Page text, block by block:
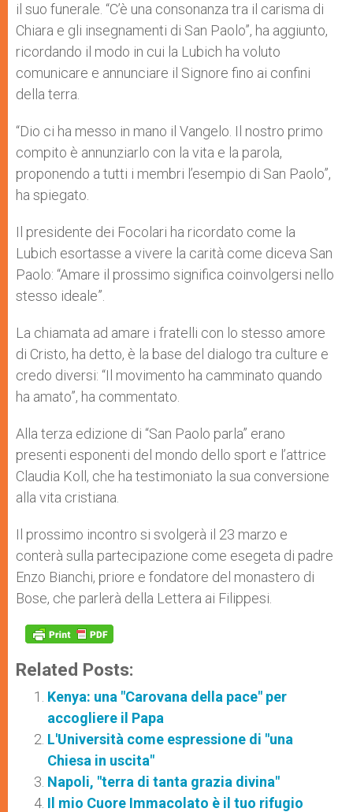
il suo funerale. “C’è una consonanza tra il carisma di
Chiara e gli insegnamenti di San Paolo”, ha aggiunto,
ricordando il modo in cui la Lubich ha voluto
comunicare e annunciare il Signore fino ai confini
della terra.
“Dio ci ha messo in mano il Vangelo. Il nostro primo
compito è annunziarlo con la vita e la parola,
proponendo a tutti i membri l’esempio di San Paolo”,
ha spiegato.
Il presidente dei Focolari ha ricordato come la
Lubich esortasse a vivere la carità come diceva San
Paolo: “Amare il prossimo significa coinvolgersi nello
stesso ideale”.
La chiamata ad amare i fratelli con lo stesso amore
di Cristo, ha detto, è la base del dialogo tra culture e
credo diversi: “Il movimento ha camminato quando
ha amato”, ha commentato.
Alla terza edizione di “San Paolo parla” erano
presenti esponenti del mondo dello sport e l’attrice
Claudia Koll, che ha testimoniato la sua conversione
alla vita cristiana.
Il prossimo incontro si svolgerà il 23 marzo e
conterà sulla partecipazione come esegeta di padre
Enzo Bianchi, priore e fondatore del monastero di
Bose, che parlerà della Lettera ai Filippesi.
Related Posts:
Kenya: una "Carovana della pace" per
accogliere il Papa
L'Università come espressione di "una
Chiesa in uscita"
Napoli, "terra di tanta grazia divina"
Il mio Cuore Immacolato è il tuo rifugio